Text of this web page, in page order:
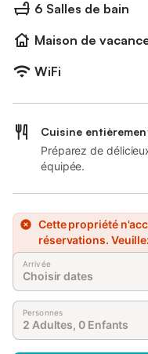
6 Salles de bain
Maison de
WiFi
Cuisine
Préparez de
équipée.
Cette propriété
réservations.
Arrivée
Choisir dates
Personnes
2 Adultes, 0 Enfants